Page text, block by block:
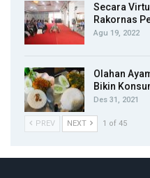
Secara
Rakornas
Agu 19, 2022
Olahan
Bikin
Des 31, 2021
PREV NEXT 1 of 45